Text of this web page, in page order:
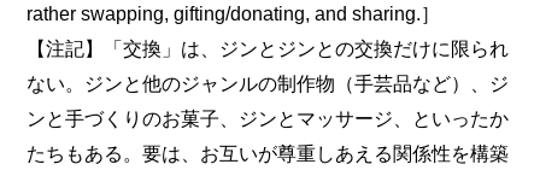
rather swapping, gifting/donating, and sharing.］
【注記】「交換」は、ジンとジンとの交換だけに限られ
ない。ジンと他のジャンルの制作物（手芸品など）、ジ
ンと手づくりのお菓子、ジンとマッサージ、といったか
たちもある。要は、お互いが尊重しあえる関係性を構築